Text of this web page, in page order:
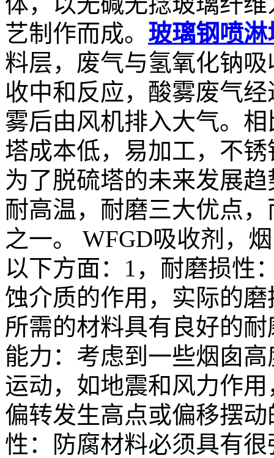
艺制作而成。 玻璃钢喷淋
料层，废气与氢氧化钠
收中和反应，酸雾废气
雾后由风机排入大气。
塔成本低，易加工，不
为了脱硫塔的未来发展
耐高温，耐磨三大优点
之一。 WFGD吸收剂，
以下方面：1，耐磨损性
蚀介质的作用，实际的
所需的材料具有良好的
能力：考虑到一些烟囱
运动，如地震和风力作
偏转发生高点或偏移摆
性：防腐材料必须具有